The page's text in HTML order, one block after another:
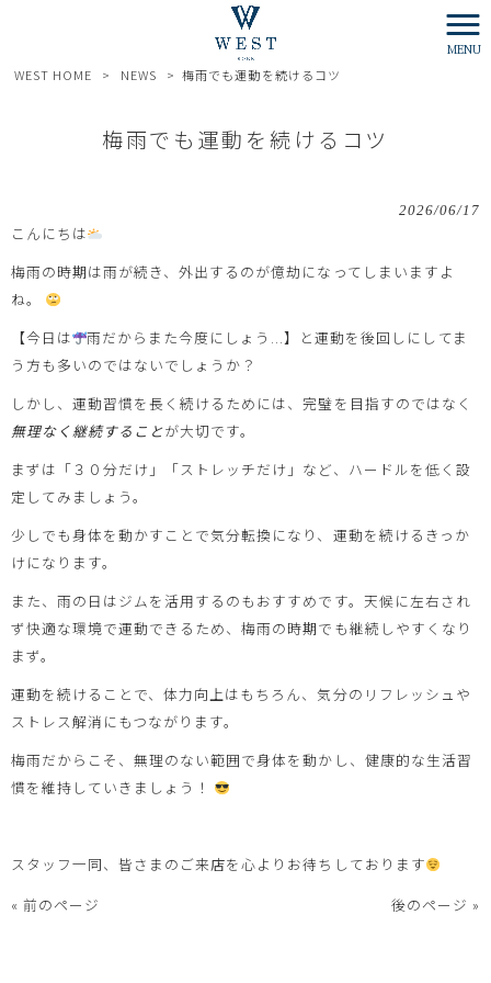
MENU
WEST HOME > NEWS > 梅雨でも運動を続けるコツ
梅雨でも運動を続けるコツ
2026/06/17
こんにちは
梅雨の時期は雨が続き、外出するのが億劫になってしまいますよ
ね。
【今日は
雨だからまた今度にしょう...】と運動を後回しにしてま
う方も多いのではないでしょうか？
しかし、運動習慣を長く続けるためには、完璧を目指すのではなく
無理なく継続することが大切です。
まずは「３０分だけ」「ストレッチだけ」など、ハードルを低く設
定してみましょう。
少しでも身体を動かすことで気分転換になり、運動を続けるきっか
けになります。
また、雨の日はジムを活用するのもおすすめです。天候に左右され
ず快適な環境で運動できるため、梅雨の時期でも継続しやすくなり
まず。
運動を続けることで、体力向上はもちろん、気分のリフレッシュや
ストレス解消にもつながります。
梅雨だからこそ、無理のない範囲で身体を動かし、健康的な生活習
慣を維持していきましょう！
スタッフ一同、皆さまのご来店を心よりお待ちしております
« 前のページ
後のページ »